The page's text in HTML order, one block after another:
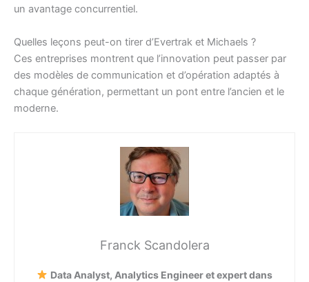
un avantage concurrentiel.
Quelles leçons peut-on tirer d’Evertrak et Michaels ?
Ces entreprises montrent que l’innovation peut passer par
des modèles de communication et d’opération adaptés à
chaque génération, permettant un pont entre l’ancien et le
moderne.
Franck Scandolera
Data Analyst, Analytics Engineer et expert dans